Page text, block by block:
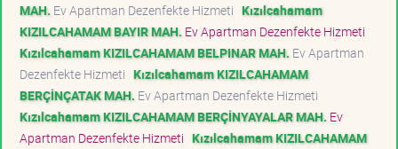
MAH. Ev Apartman Dezenfekte Hizmeti Kızılcahamam
KIZILCAHAMAM BAYIR MAH. Ev Apartman Dezenfekte Hizmeti
Kızılcahamam KIZILCAHAMAM BELPINAR MAH. Ev Apartman
Dezenfekte Hizmeti Kızılcahamam KIZILCAHAMAM
BERÇİNÇATAK MAH. Ev Apartman Dezenfekte Hizmeti
Kızılcahamam KIZILCAHAMAM BERÇİNYAYALAR MAH. Ev
Apartman Dezenfekte Hizmeti Kızılcahamam KIZILCAHAMAM